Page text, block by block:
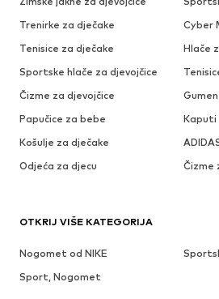
Trenirke za dječake
Cyber
Tenisice za dječake
Hlače
Sportske hlače za djevojčice
Čizme za djevojčice
Papučice za bebe
Kaputi
Košulje za dječake
Odjeća za djecu
Čizme
OTKRIJ VIŠE KATEGORIJA
Nogomet od NIKE
Sport, Nogomet